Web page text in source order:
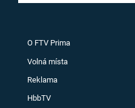
O FTV Prima
Volná místa
Reklama
HbbTV